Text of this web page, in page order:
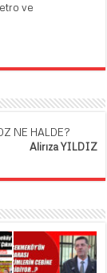
ve
NE HALDE?
Alirıza YILDIZ